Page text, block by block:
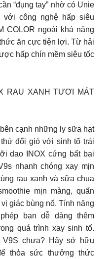
“đụng tay” nhờ có Unie
với công nghệ hấp siêu
COLOR ngoài khả năng
ăn cực tiện lợi. Từ hải
hấp chín mềm siêu tốc
RAU XANH TƯƠI MÁT
cạnh những ly sữa hạt
đổi gió với sinh tố trái
dao INOX cứng bất bại
nhanh chóng xay mịn
rau xanh và sữa chua
mịn màng, quấn
giác bùng nổ. Tính năng
bạn dễ dàng thêm
quá trình xay sinh tố.
chưa? Hãy sở hữu
thỏa sức thưởng thức